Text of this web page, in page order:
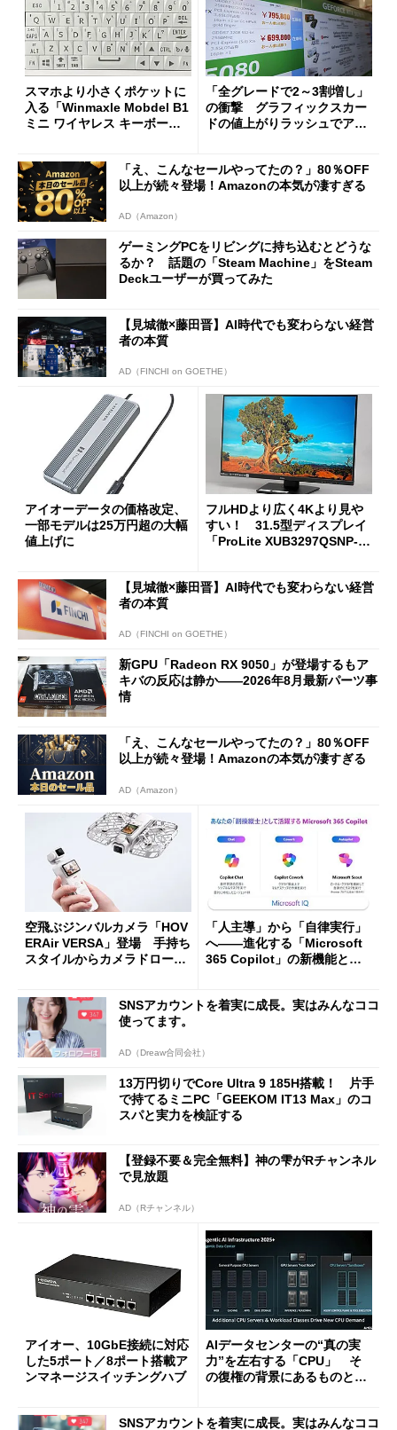
スマホより小さくポケットに
入る「Winmaxle Mobdel B1
ミニ ワイヤレス キーボー
「全グレードで2～3割増し」
の衝撃 グラフィックスカー
ドの値上がりラッシュでアキ
「え、こんなセールやってたの？」80％OFF
以上が続々登場！Amazonの本気が凄すぎる
AD（Amazon）
ゲーミングPCをリビングに持ち込むとどうな
るか？ 話題の「Steam Machine」をSteam
Deckユーザーが買ってみた
【見城徹×藤田晋】AI時代でも変わらない経営
者の本質
AD（FINCHI on GOETHE）
アイオーデータの価格改定、
一部モデルは25万円超の大幅
値上げに
フルHDより広く4Kより見や
すい！ 31.5型ディスプレイ
「ProLite XUB3297QSNP-B
【見城徹×藤田晋】AI時代でも変わらない経営
者の本質
AD（FINCHI on GOETHE）
新GPU「Radeon RX 9050」が登場するもア
キバの反応は静か――2026年8月最新パーツ事
情
「え、こんなセールやってたの？」80％OFF
以上が続々登場！Amazonの本気が凄すぎる
AD（Amazon）
空飛ぶジンバルカメラ「HOV
ERAir VERSA」登場 手持ち
スタイルからカメラドローン
「人主導」から「自律実行」
へ――進化する「Microsoft
365 Copilot」の新機能とエ
SNSアカウントを着実に成長。実はみんなココ
使ってます。
AD（Dreaw合同会社）
13万円切りでCore Ultra 9 185H搭載！ 片手
で持てるミニPC「GEEKOM IT13 Max」のコ
スパと実力を検証する
【登録不要＆完全無料】神の雫がRチャンネル
で見放題
AD（Rチャンネル）
アイオー、10GbE接続に対応
した5ポート／8ポート搭載ア
ンマネージスイッチングハブ
AIデータセンターの“真の実
力”を左右する「CPU」 そ
の復権の背景にあるものと
SNSアカウントを着実に成長。実はみんなココ